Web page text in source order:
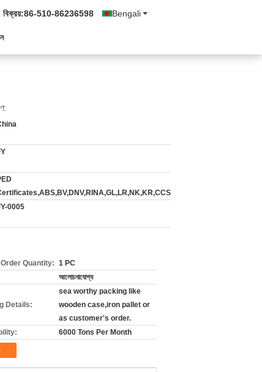
Bengali
বিক্রয়:86-510-86236598
0005
Quantity: 1 PC
আলোচনাযোগ্য
Details:
sea worthy packing like
wooden case,iron pallet or
as customer's order.
6000 Tons Per Month